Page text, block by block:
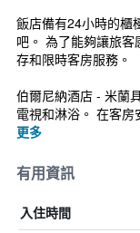
飯店備有24小時的櫃
吧。 為了能夠讓旅
存和限時客房服務。
伯爾尼納酒店 - 米蘭
電視和淋浴。 在客房
更多
有用資訊
入住時間